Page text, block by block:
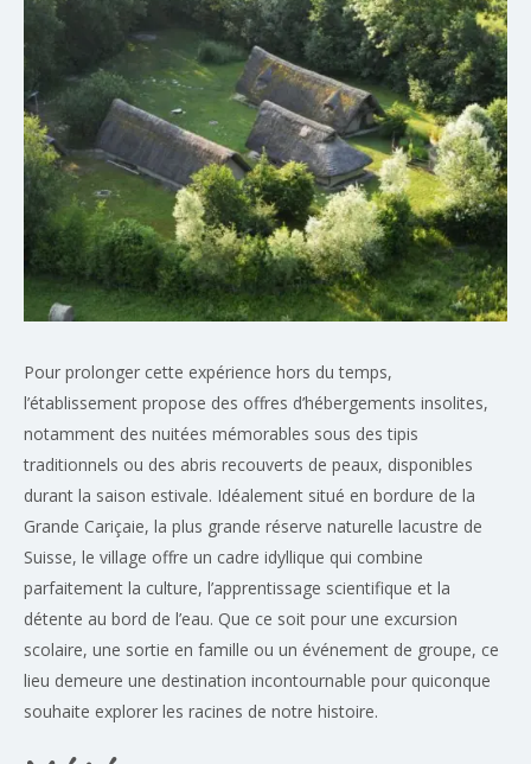
Pour prolonger cette expérience hors du temps,
l’établissement propose des offres d’hébergements insolites,
notamment des nuitées mémorables sous des tipis
traditionnels ou des abris recouverts de peaux, disponibles
durant la saison estivale. Idéalement situé en bordure de la
Grande Cariçaie, la plus grande réserve naturelle lacustre de
Suisse, le village offre un cadre idyllique qui combine
parfaitement la culture, l’apprentissage scientifique et la
détente au bord de l’eau. Que ce soit pour une excursion
scolaire, une sortie en famille ou un événement de groupe, ce
lieu demeure une destination incontournable pour quiconque
souhaite explorer les racines de notre histoire.